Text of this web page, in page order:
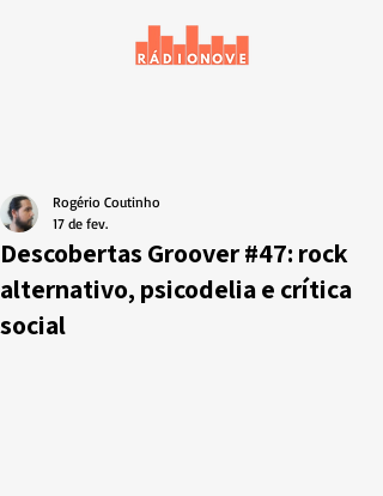
Descobertas Groover #47: rock
alternativo, psicodelia e crítica
social
Rogério Coutinho
17 de fev.